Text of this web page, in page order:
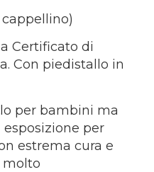
Certificato di
Con piedistallo in
per bambini ma
per
estrema cura e
molto